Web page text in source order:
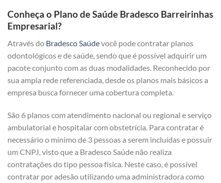
Conheça o Plano de Saúde Bradesco Barreirinhas
Empresarial?
Através do Bradesco Saúdevocê pode contratar planos
odontológicos e de saúde, sendo que é possível adquirir um
pacote conjunto com as duas modalidades. Reconhecido por
sua ampla rede referenciada, desde os planos mais básicos a
empresa busca fornecer uma cobertura completa.
São 6 planos com atendimento nacional ou regional e serviço
ambulatorial e hospitalar com obstetrícia. Para contratar é
necessário o mínimo de 3 pessoas a serem incluídas e possuir
um CNPJ, visto que a Bradesco Saúde não realiza
contratações do tipo pessoa física. Neste caso, é possível
contratar por adesão utilizando uma administradora como